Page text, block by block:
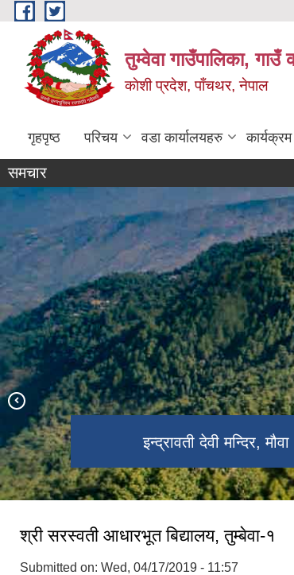
Skip to main content
तुम्वेवा गाउँपालिका, गाउँ
काेशी प्रदेश, पाँचथर, नेपाल
गृहपृष्ठ परिचय वडा कार्यालयहरु
समचार
इन्द्रावती देवी मन्दिर, मौवा
तुम्बेवा गाउँपालिकाकाे केन्द्र, माैवा
महागुरु फाल्गुनन्द पार्क
तमोर नदी
तुम्बेवा मन्दिर
श्री सरस्वती आधारभूत बिद्यालय, तुम्बेवा-१
Submitted on: Wed, 04/17/2019 - 11:57